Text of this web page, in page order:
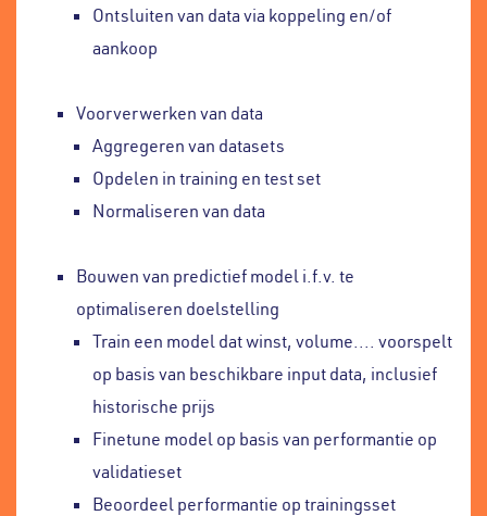
Ontsluiten van data via koppeling en/of
aankoop
Voorverwerken van data
Aggregeren van datasets
Opdelen in training en test set
Normaliseren van data
Bouwen van predictief model i.f.v. te
optimaliseren doelstelling
Train een model dat winst, volume.... voorspelt
op basis van beschikbare input data, inclusief
historische prijs
Finetune model op basis van performantie op
validatieset
Beoordeel performantie op trainingsset